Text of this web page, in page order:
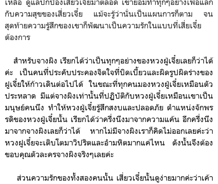
เหลือ ดูแลปกป้องเสี่ยวเจี๋ยมาตลอด เขายอมทำทุกๆอย่างเพื่อแลก
กับความสุขของเสี่ยวเจี๋ย แม้จะรู้ว่านั่นเป็นแผนการก็ตาม จน
สุดท้ายความรู้สึกของเขาก็พัฒนาเป็นความรักในแบบที่เสี่ยเจี๋ย
ต้องการ
สำหรับจางผิง เรียกได้ว่าเป็นทุกๆอย่างของหวงฝู่เจี๋ยเลยก็ว่าได้
ค่ะ เป็นคนที่ประคับประคองจิตใจที่บิดเบี้ยวและผิดรูปผิดร่างของ
ฝูเจี๋ยให้ก้าวเดินต่อไปได้ ในขณะที่ทุกคนมองหวงฝู่เจี๋ยเหมือนตัว
ประหลาด มีแต่จางผิงเท่านั้นที่ปฏิบัติกับหวงฝู่เจี๋ยเหมือนเขาเป็น
มนุษย์คนนึง ทำให้หวงฝู่เจี๋ยรู้สึกสงบและปลอดภัย ตำแหน่งจักพร
รดิของหวงฝู่เจี๋ยนั้น เรียกได้ว่าครึ่งนึงมาจากความแค้น อีกครึ่งนึง
มาจากจางผิงเลยก็ว่าได้ หากไม่มีจางผิงเราก็คิดไม่ออกเลยค่ะว่า
หวงฝูเจี๋ยจะเติบโตมาวิปริตและอำมหิตมากแค่ไหน ดังนั้นจึงต้อง
ขอบคุณตัวละครจางผิงจริงๆเลยค่ะ
ส่วนความรักของทั้งสองคนนั้น เสี่ยวเจี๋ยนั้นดูง่ายมากค่ะว่าเค้า